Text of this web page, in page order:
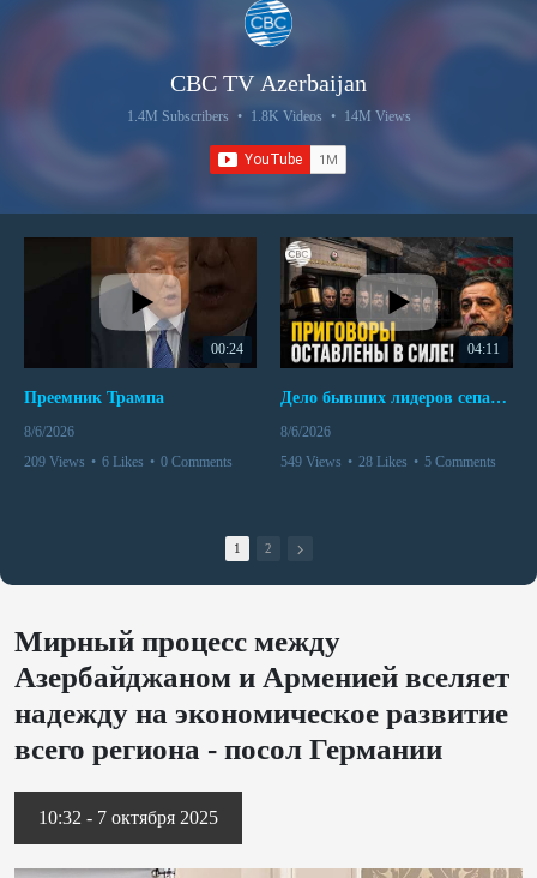
CBC TV Azerbaijan
1.4M Subscribers • 1.8K Videos • 14M Views
00:24
Преемник Трампа
8/6/2026
209 Views • 6 Likes • 0 Comments
04:11
Дело бывших лидеров сепаратистского режима в Карабахе
8/6/2026
549 Views • 28 Likes • 5 Comments
1 2
Мирный процесс между
Азербайджаном и Арменией вселяет
надежду на экономическое развитие
всего региона - посол Германии
10:32 - 7 октября 2025